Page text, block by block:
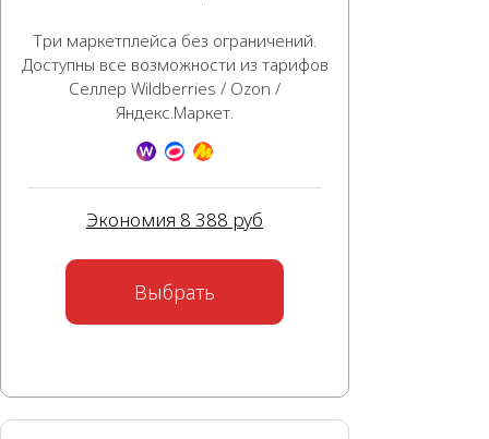
Три маркетплейса без ограничений.
Доступны все возможности из тарифов
Селлер Wildberries / Ozon /
Яндекс.Маркет.
Экономия 8 388 руб
Выбрать